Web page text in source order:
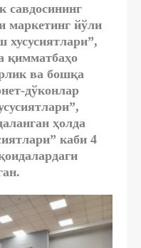
савдосининг
маркетинг йўли
хусусиятлари”,
қимматбаҳо
ва бошқа
дўконлар
ҳолда
каби 4